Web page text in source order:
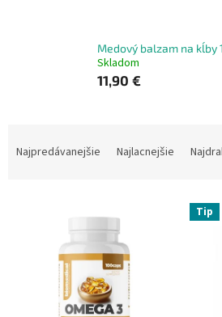
Medový balzam na kĺby
Skladom
11,90 €
Najpredávanejšie Najlacnejšie
Tip